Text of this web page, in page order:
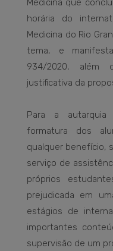
Medicina que
horária do
Medicina do Rio
tema, e
934/2020, além
justificativa da
Para a
formatura dos
qualquer benefício,
serviço de
próprios
prejudicada em
estágios de
importantes
supervisão de um